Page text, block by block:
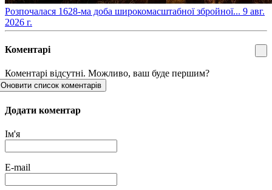
​Розпочалася 1628-ма доба широкомасштабної збройної... 9 авг.
2026 г.
Коментарі
Коментарі відсутні. Можливо, ваш буде першим?
Оновити список коментарів
Додати коментар
Ім'я
E-mail